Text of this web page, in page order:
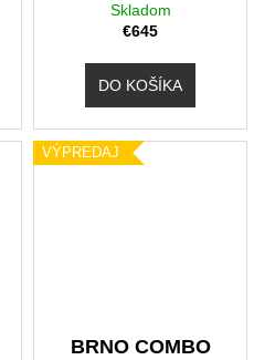
KADET .22 LR
Skladom
€645
DO KOŠÍKA
VÝPREDAJ
BRNO COMBO